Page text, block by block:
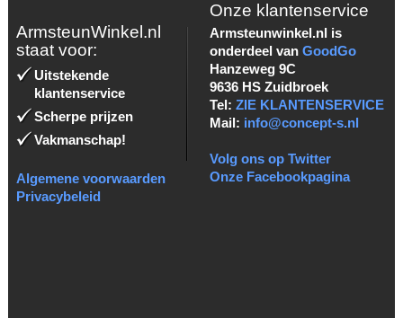
ArmsteunWinkel.nl
staat voor:
Uitstekende
klantenservice
Scherpe prijzen
Vakmanschap!
Algemene voorwaarden
Privacybeleid
Onze klantenservice
Armsteunwinkel.nl is
onderdeel van GoodGo
Hanzeweg 9C
9636 HS Zuidbroek
Tel: ZIE KLANTENSERVICE
Mail: info@concept-s.nl
Volg ons op Twitter
Onze Facebookpagina